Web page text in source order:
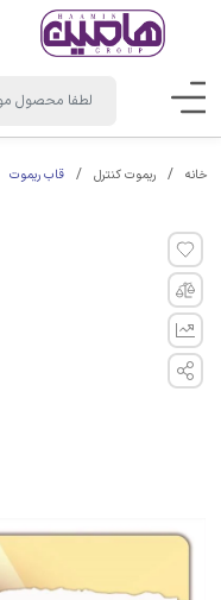
خانه ریموت کنترل قاب ریموت